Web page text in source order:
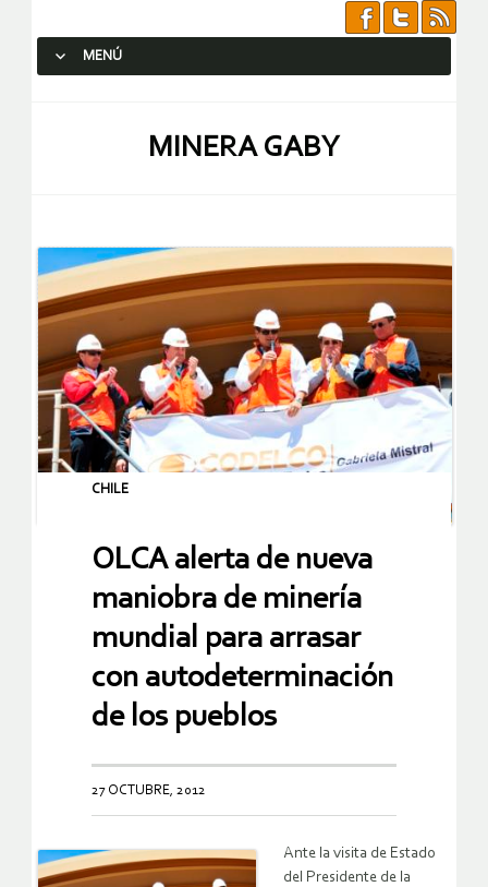
MENÚ
MINERA GABY
CHILE
OLCA alerta de nueva
maniobra de minería
mundial para arrasar
con autodeterminación
de los pueblos
27 OCTUBRE, 2012
Ante l a visita de Estado
del Presidente de la